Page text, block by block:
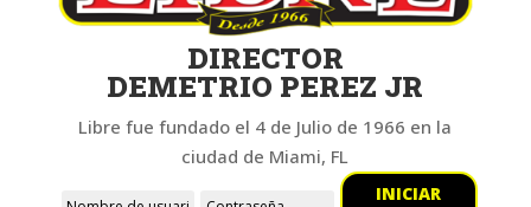
DIRECTOR
DEMETRIO PEREZ JR
Libre fue fundado el 4 de Julio de 1966 en la
ciudad de Miami, FL
INICIAR